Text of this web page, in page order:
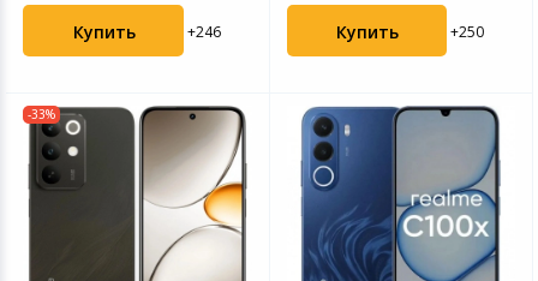
Купить +246 Купить +250
-33%